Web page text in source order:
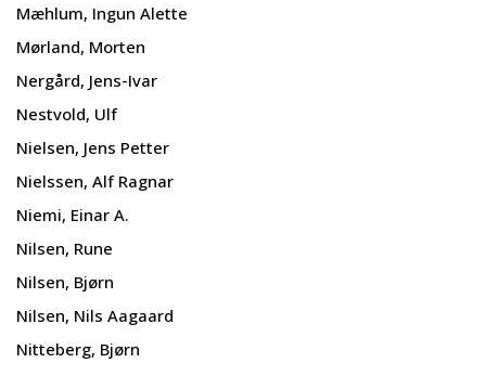
Mæhlum, Ingun Alette
Mørland, Morten
Nergård, Jens-Ivar
Nestvold, Ulf
Nielsen, Jens Petter
Nielssen, Alf Ragnar
Niemi, Einar A.
Nilsen, Rune
Nilsen, Bjørn
Nilsen, Nils Aagaard
Nitteberg, Bjørn